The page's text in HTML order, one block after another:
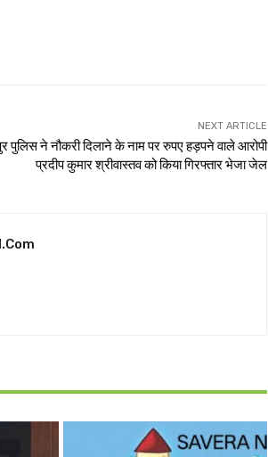
NEXT ARTICLE
पुलिस ने नौकरी दिलाने के नाम पर रुपए हड़पने वाले आरोपी
प्रदीप कुमार श्रीवास्तव को किया गिरफ्तार भेजा जेल